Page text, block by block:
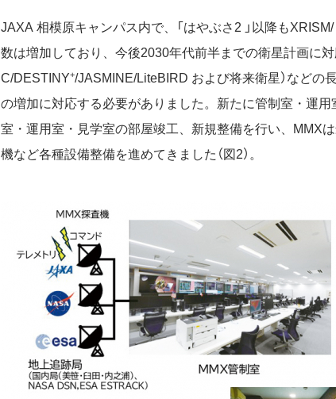
JAXA 相模原キャンパス内で、「はやぶさ2 」以降も
数は増加しており、今後2030年代前半までの衛星計画に
C/DESTINY+/JASMINE/LiteBIRD および将来衛星）などの
の増加に対応する必要がありました。新たに管制室・運
室・運用室・見学室の部屋竣工、新規整備を行い、MMX
機など各種設備整備を進めてきました（図2）。